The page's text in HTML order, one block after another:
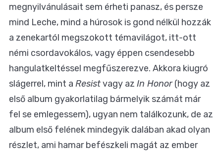
megnyilvánulásait sem érheti panasz, és persze
mind Leche, mind a húrosok is gond nélkül hozzák
a zenekartól megszokott témavilágot, itt-ott
némi csordavokálos, vagy éppen csendesebb
hangulatkeltéssel megfűszerezve. Akkora kiugró
slágerrel, mint a Resistvagy az In Honor(hogy az
első album gyakorlatilag bármelyik számát már
fel se emlegessem), ugyan nem találkozunk, de az
album első felének mindegyik dalában akad olyan
részlet, ami hamar befészkeli magát az ember